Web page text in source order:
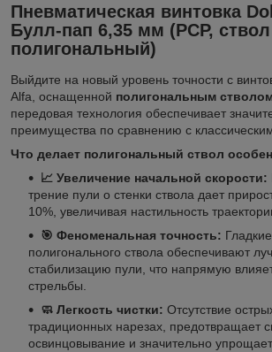
Пневматическая винтовка
Булл-пап 6,35 мм (PCP,
полигональный)
Выйдите на новый уровень точности с
Alfa, оснащенной полигональным
передовая технология обеспечивает
преимущества по сравнению с
Что делает полигональный ствол
📈 Увеличение начальной скорости:
трение пули о стенки ствола дает
10%, увеличивая настильность
🎯 Феноменальная точность:
полигонального ствола обеспечивают
стабилизацию пули, что напрямую
стрельбы.
🧼 Легкость чистки: Отсутствие
традиционных нарезах, предотвращает
освинцовывание и значительно упрощает